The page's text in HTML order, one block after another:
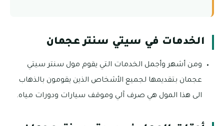
الخدمات في سيتي سنتر عجمان
ومن أشهر وأجمل الخدمات التي يقوم مول سنتر سيتي
عجمان بتقديمها لجميع الأشخاص الذين يقومون بالذهاب
الى هذا المول هي صرف آلي وموقف سيارات ودورات مياه.